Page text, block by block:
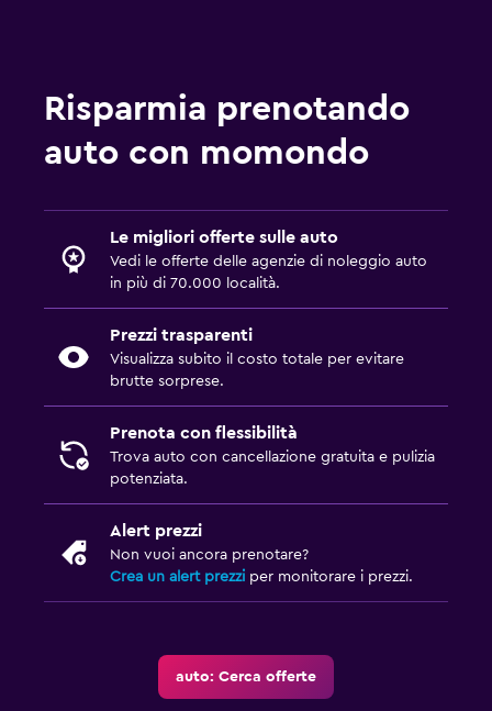
Risparmia prenotando
auto con momondo
Le migliori offerte sulle auto
Vedi le offerte delle agenzie di noleggio auto
in più di 70.000 località.
Prezzi trasparenti
Visualizza subito il costo totale per evitare
brutte sorprese.
Prenota con flessibilità
Trova auto con cancellazione gratuita e pulizia
potenziata.
Alert prezzi
Non vuoi ancora prenotare?
Crea un alert prezzi per monitorare i prezzi.
auto: Cerca offerte